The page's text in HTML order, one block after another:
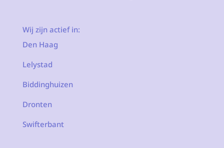
Wij zijn actief in:
Den Haag
Lelystad
Biddinghuizen
Dronten
Swifterbant